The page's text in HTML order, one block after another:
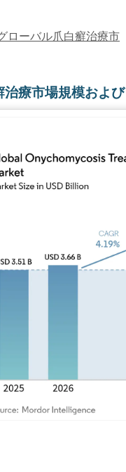
ローバル爪白癬治療市
治療市場規模およ
画像 ©